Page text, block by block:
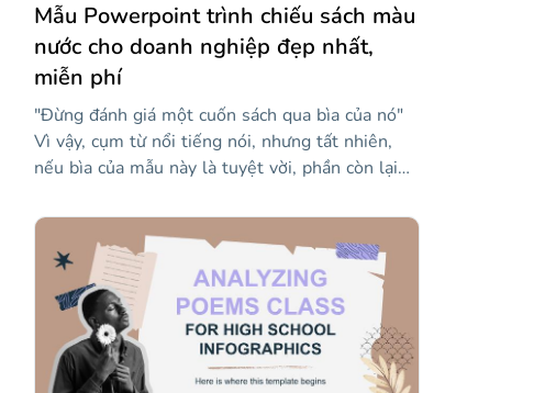
Mẫu Powerpoint trình chiếu sách màu
nước cho doanh nghiệp đẹp nhất,
miễn phí
"Đừng đánh giá một cuốn sách qua bìa của nó"
Vì vậy, cụm từ nổi tiếng nói, nhưng tất nhiên,
nếu bìa của mẫu này là tuyệt vời, phần còn lại
đặc biệt dành riêng cho thế giới kinh doanh,
theo sau một thiết kế mô phỏng một cuốn sách
với màu nước. Điều này sẽ mang lại cảm giác
thanh lịch cho nội dung của bạn và sẽ làm ngạc
nhiên tất cả những ai nhìn thấy bài thuyết trình.
Mở cuốn sách này và bắt đầu vẽ bằng màu nước
của bạn!